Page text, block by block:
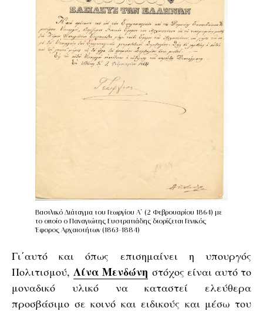
Βασιλικό Διάταγμα του Γεωργίου Α΄ (2 Φεβρουαρίου 1864) με
το οποίο ο Παναγιώτης Ευστρατιάδης διορίζεται Γενικός
Έφορος Αρχαιοτήτων (1863-1884)
Γι΄αυτό και όπως επισημαίνει η υπουργός
Πολιτισμού,Λίνα Μενδώνη στόχος είναι αυτό το
μοναδικό υλικό να καταστεί ελεύθερα
προσβάσιμο σε κοινό και ειδικούς και μέσω του